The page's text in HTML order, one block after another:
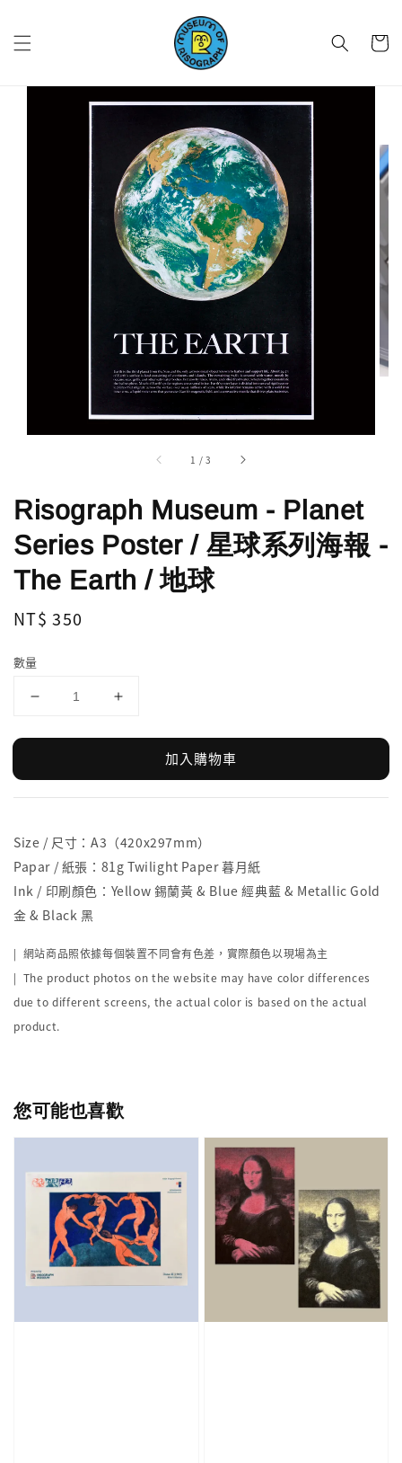
1 /3
Risograph Museum - Planet
Series Poster / 星球系列海報 -
The Earth / 地球
Regular
NT$ 350
數量
加入購物車
Size / 尺寸：A3（420x297mm）
Papar / 紙張：81g Twilight Paper 暮月紙
Ink / 印刷顏色：Yellow 錫蘭黃 & Blue 經典藍 & Metallic Gold
金 & Black 黑
| 網站商品照依據每個裝置不同會有色差，實際顏色以現場為主
| The product photos on the website may have color differences
due to different screens, the actual color is based on the actual
product.
您可能也喜歡